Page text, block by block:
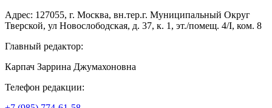
Адрес: 127055, г. Москва, вн.тер.г. Муниципальный Округ
Тверской, ул Новослободская, д. 37, к. 1, эт./помещ. 4/I, ком. 8
Главный редактор:
Карпач Заррина Джумахоновна
Телефон редакции: